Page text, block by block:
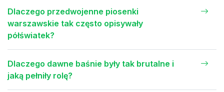
Dlaczego przedwojenne piosenki
warszawskie tak często opisywały
półświatek?
Dlaczego dawne baśnie były tak brutalne i
jaką pełniły rolę?